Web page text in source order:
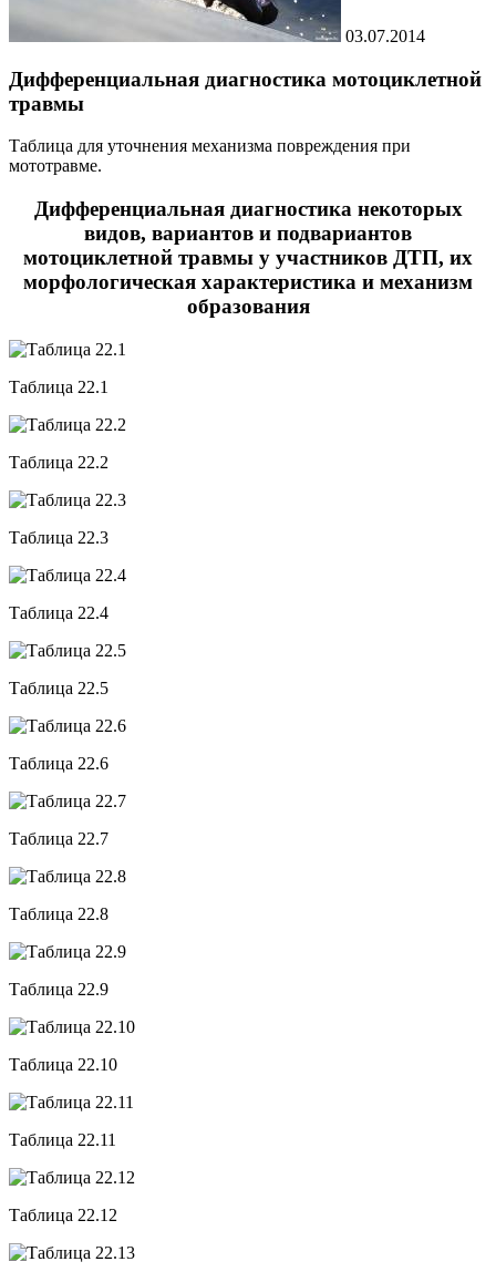
03.07.2014
Дифференциальная диагностика мотоциклетной
травмы
Таблица для уточнения механизма повреждения при
мототравме.
Дифференциальная диагностика некоторых
видов, вариантов и подвариантов
мотоциклетной травмы у участников ДТП, их
морфологическая характеристика и механизм
образования
Таблица 22.1
Таблица 22.2
Таблица 22.3
Таблица 22.4
Таблица 22.5
Таблица 22.6
Таблица 22.7
Таблица 22.8
Таблица 22.9
Таблица 22.10
Таблица 22.11
Таблица 22.12